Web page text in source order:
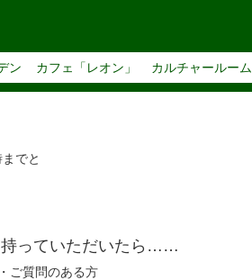
ン カフェ「レオン」 カルチャールーム
でと
持っていただいたら……
ご質問のある方